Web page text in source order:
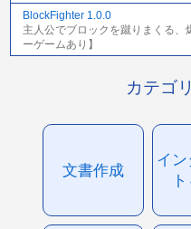
BlockFighter 1.0.0
主人公でブロックを蹴りまくる、
ーゲームあり】
カテゴ
文書作成
イン